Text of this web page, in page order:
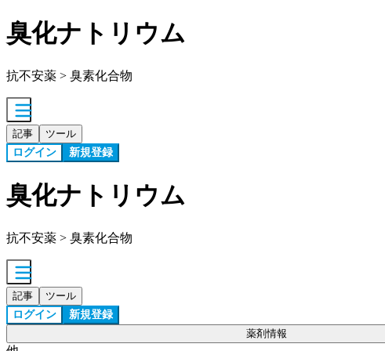
臭化ナトリウム
抗不安薬 > 臭素化合物
記事 ツール
ログイン 新規登録
臭化ナトリウム
抗不安薬 > 臭素化合物
記事 ツール
ログイン 新規登録
薬剤情報